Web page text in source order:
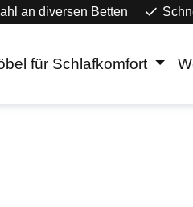
an diversen Betten
für Schlafkomfort